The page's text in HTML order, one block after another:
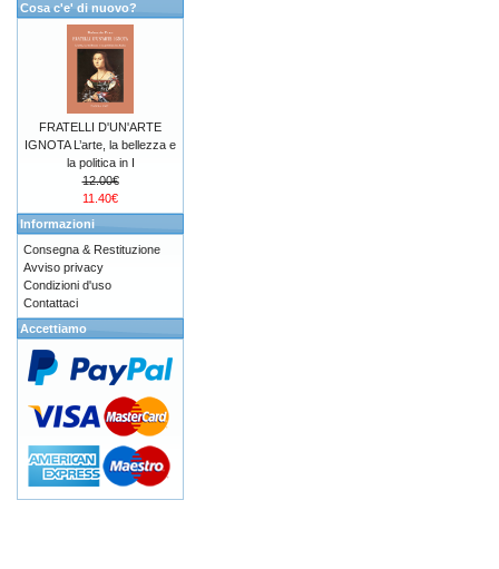
Cosa c'e' di nuovo?
FRATELLI D'UN'ARTE
IGNOTA L’arte, la bellezza e
la politica in I
12.00€
11.40€
Informazioni
Consegna & Restituzione
Avviso privacy
Condizioni d'uso
Contattaci
Accettiamo